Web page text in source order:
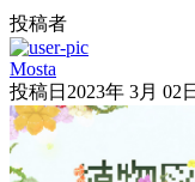
投稿者
Mosta
投稿日 2023年 3月 02日